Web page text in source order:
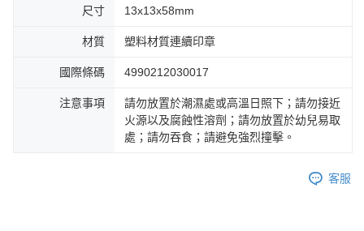
尺寸 13x13x58mm
材質 塑料材質連續印章
國際條碼 4990212030017
注意事項
請勿放置於潮濕處或高溫日照下；請勿接近
火源以及腐蝕性溶劑；請勿放置於幼兒易取
處；請勿吞食；請避免強烈撞擊。
客服